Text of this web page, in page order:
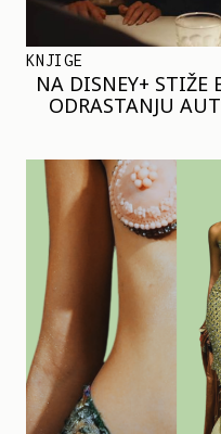
KNJIGE
NA DISNEY+ STIŽE
ODRASTANJU